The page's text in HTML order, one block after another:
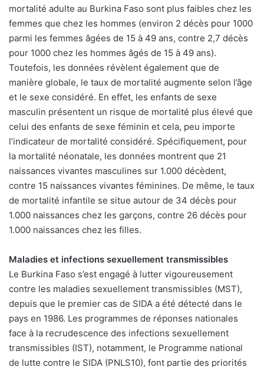
mortalité adulte au Burkina Faso sont plus faibles chez les
femmes que chez les hommes (environ 2 décès pour 1000
parmi les femmes âgées de 15 à 49 ans, contre 2,7 décès
pour 1000 chez les hommes âgés de 15 à 49 ans).
Toutefois, les données révèlent également que de
manière globale, le taux de mortalité augmente selon l’âge
et le sexe considéré. En effet, les enfants de sexe
masculin présentent un risque de mortalité plus élevé que
celui des enfants de sexe féminin et cela, peu importe
l’indicateur de mortalité considéré. Spécifiquement, pour
la mortalité néonatale, les données montrent que 21
naissances vivantes masculines sur 1.000 décèdent,
contre 15 naissances vivantes féminines. De même, le taux
de mortalité infantile se situe autour de 34 décès pour
1.000 naissances chez les garçons, contre 26 décès pour
1.000 naissances chez les filles.
Maladies et infections sexuellement transmissibles
Le Burkina Faso s’est engagé à lutter vigoureusement
contre les maladies sexuellement transmissibles (MST),
depuis que le premier cas de SIDA a été détecté dans le
pays en 1986. Les programmes de réponses nationales
face à la recrudescence des infections sexuellement
transmissibles (IST), notamment, le Programme national
de lutte contre le SIDA (PNLS10), font partie des priorités